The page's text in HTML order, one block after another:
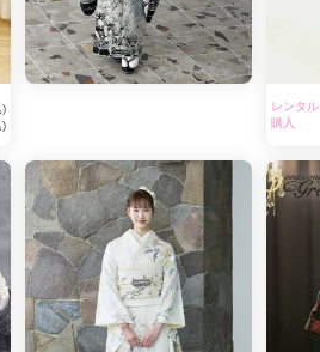
)
)
レンタル
購入